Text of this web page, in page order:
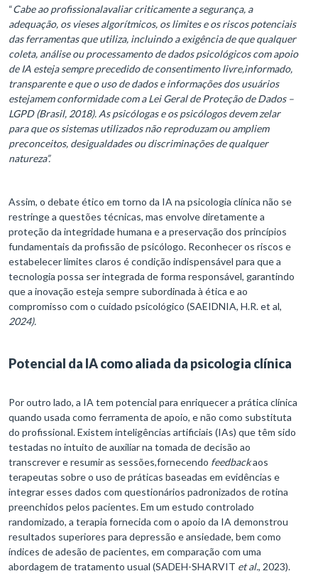
“Cabe ao profissionalavaliar criticamente a segurança, a
adequação, os vieses algorítmicos, os limites e os riscos potenciais
das ferramentas que utiliza, incluindo a exigência de que qualquer
coleta, análise ou processamento de dados psicológicos com apoio
de IA esteja sempre precedido de consentimento livre,informado,
transparente e que o uso de dados e informações dos usuários
estejamem conformidade com a Lei Geral de Proteção de Dados –
LGPD (Brasil, 2018). As psicólogas e os psicólogos devem zelar
para que os sistemas utilizados não reproduzam ou ampliem
preconceitos, desigualdades ou discriminações de qualquer
natureza”.
Assim, o debate ético em torno da IA na psicologia clínica não se
restringe a questões técnicas, mas envolve diretamente a
proteção da integridade humana e a preservação dos princípios
fundamentais da profissão de psicólogo. Reconhecer os riscos e
estabelecer limites claros é condição indispensável para que a
tecnologia possa ser integrada de forma responsável, garantindo
que a inovação esteja sempre subordinada à ética e ao
compromisso com o cuidado psicológico (SAEIDNIA, H.R. et al,
2024).
Potencial da IA como aliada da psicologia clínica
Por outro lado, a IA tem potencial para enriquecer a prática clínica
quando usada como ferramenta de apoio, e não como substituta
do profissional. Existem inteligências artificiais (IAs) que têm sido
testadas no intuito de auxiliar na tomada de decisão ao
transcrever e resumir as sessões,fornecendo feedbackaos
terapeutas sobre o uso de práticas baseadas em evidências e
integrar esses dados com questionários padronizados de rotina
preenchidos pelos pacientes. Em um estudo controlado
randomizado, a terapia fornecida com o apoio da IA demonstrou
resultados superiores para depressão e ansiedade, bem como
índices de adesão de pacientes, em comparação com uma
abordagem de tratamento usual (SADEH-SHARVIT et al., 2023).